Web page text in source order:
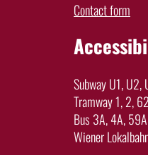
Contact form
Subway U1,
Tramway 1, 2,
Bus 3A, 4A, 59A
Wiener